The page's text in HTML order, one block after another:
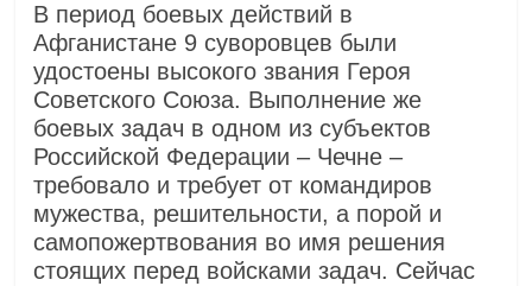
В период боевых действий в
Афганистане 9 суворовцев были
удостоены высокого звания Героя
Советского Союза. Выполнение же
боевых задач в одном из субъектов
Российской Федерации – Чечне –
требовало и требует от командиров
мужества, решительности, а порой и
самопожертвования во имя решения
стоящих перед войсками задач. Сейчас